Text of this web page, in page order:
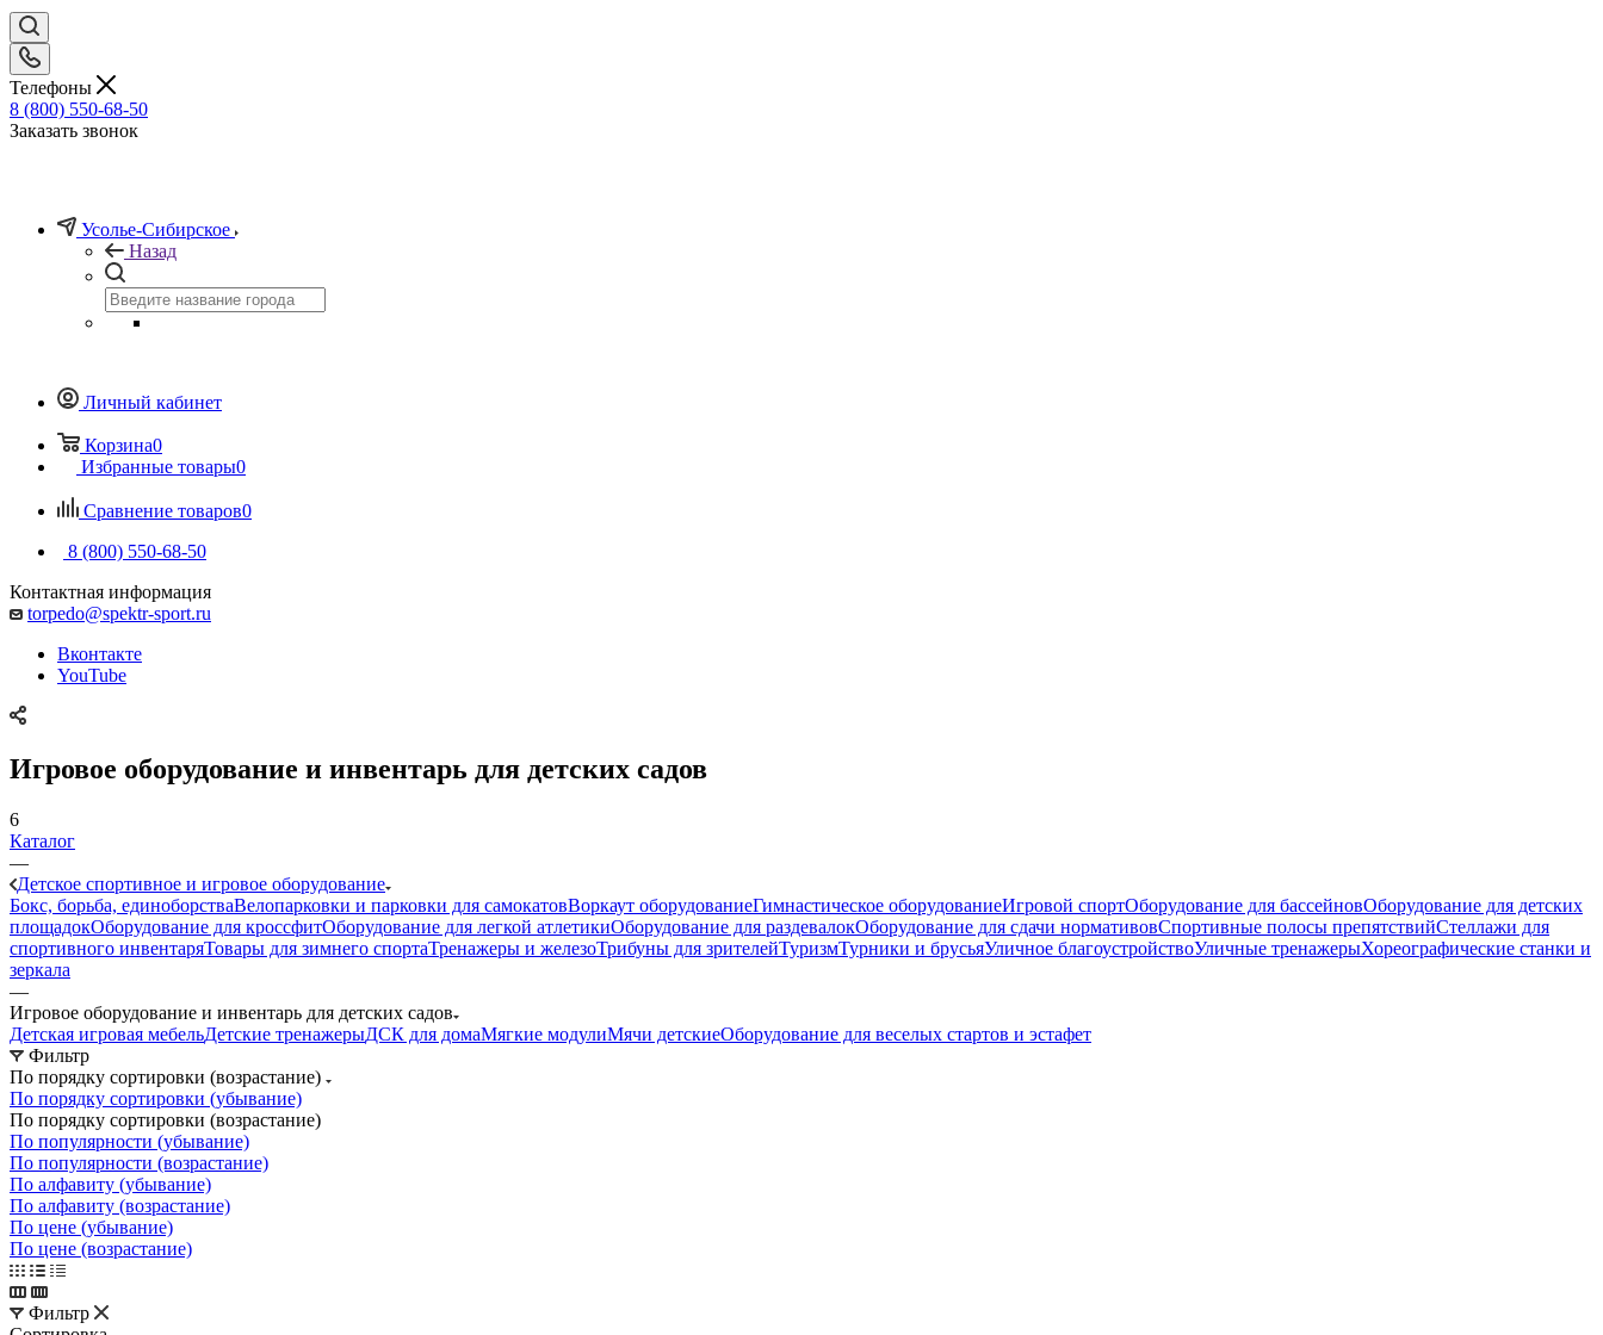
Телефоны
8 (800) 550-68-50
Заказать звонок
Усолье-Сибирское
Назад
Личный кабинет
Корзина0
Избранные товары0
Сравнение товаров0
8 (800) 550-68-50
Контактная информация
torpedo@spektr-sport.ru
Вконтакте
YouTube
Игровое оборудование и инвентарь для детских садов
6
Каталог
—
Детское спортивное и игровое оборудование
Бокс, борьба, единоборстваВелопарковки и парковки для самокатовВоркаут оборудованиеГимнастическое оборудованиеИгровой спортОборудование для бассейновОборудование для детских
площадокОборудование для кроссфитОборудование для легкой атлетикиОборудование для раздевалокОборудование для сдачи нормативовСпортивные полосы препятствийСтеллажи для
спортивного инвентаряТовары для зимнего спортаТренажеры и железоТрибуны для зрителейТуризмТурники и брусьяУличное благоустройствоУличные тренажерыХореографические станки и
зеркала
—
Игровое оборудование и инвентарь для детских садов
Детская игровая мебельДетские тренажерыДСК для домаМягкие модулиМячи детскиеОборудование для веселых стартов и эстафет
Фильтр
По порядку сортировки (возрастание)
По порядку сортировки (убывание)
По порядку сортировки (возрастание)
По популярности (убывание)
По популярности (возрастание)
По алфавиту (убывание)
По алфавиту (возрастание)
По цене (убывание)
По цене (возрастание)
Фильтр